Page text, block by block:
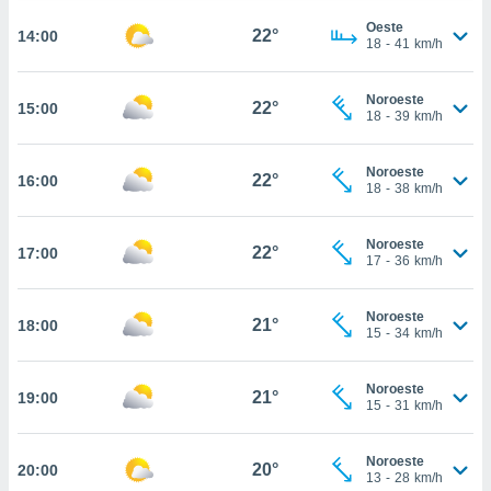
que
sean
para
ni para
no
web a
14:00 22°
Oeste
18 - 41 km/h
15:00 22°
Noroeste
18 - 39 km/h
16:00 22°
Noroeste
18 - 38 km/h
17:00 22°
Noroeste
17 - 36 km/h
18:00 21°
Noroeste
15 - 34 km/h
19:00 21°
Noroeste
15 - 31 km/h
20:00 20°
Noroeste
13 - 28 km/h